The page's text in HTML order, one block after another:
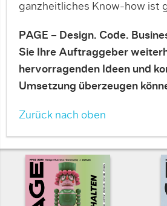
ganzheitliches Know-how ist
PAGE – Design. Code.
Sie Ihre Auftraggeber
hervorragenden Ideen und
Umsetzung überzeugen
Zurück nach oben